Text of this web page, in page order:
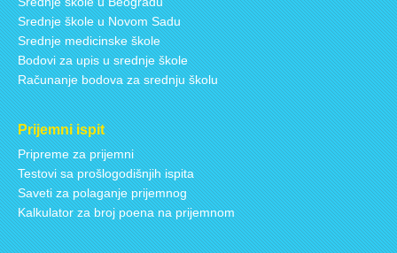
Srednje škole u Novom Sadu
Srednje medicinske škole
Bodovi za upis u srednje škole
Računanje bodova za srednju školu
Prijemni ispit
Pripreme za prijemni
Testovi sa prošlogodišnjih ispita
Saveti za polaganje prijemnog
Kalkulator za broj poena na prijemnom